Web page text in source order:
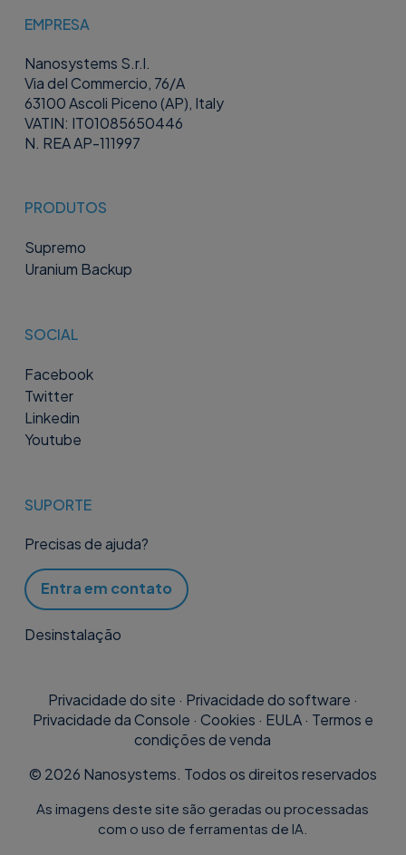
EMPRESA
Nanosystems S.r.l.
Via del Commercio, 76/A
63100 Ascoli Piceno (AP), Italy
VATIN: IT01085650446
N. REA AP-111997
PRODUTOS
Supremo
Uranium Backup
SOCIAL
Facebook
Twitter
Linkedin
Youtube
SUPORTE
Precisas de ajuda?
Entra em contato
Desinstalação
Privacidade do site · Privacidade do software ·
Privacidade da Console · Cookies · EULA· Termos e
condições de venda
© 2026 Nanosystems. Todos os direitos reservados
As imagens deste site são geradas ou processadas
com o uso de ferramentas de IA.